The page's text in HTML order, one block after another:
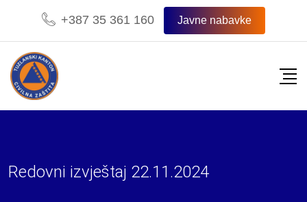
content
+387 35 361 160 Javne nabavke
Redovni izvještaj 22.11.2024